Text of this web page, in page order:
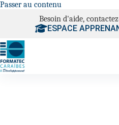
Passer au contenu
Besoin d'aide,
ESPACE